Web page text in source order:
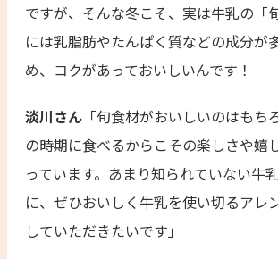
ですが、そんな冬こそ、実は牛乳の「
には乳脂肪やたんぱく質などの成分が
め、コクがあっておいしいんです！
淡川さん 「旬食材がおいしいのはもち
の時期に食べるからこその楽しさや嬉
っています。あまり知られていない牛
に、ぜひおいしく牛乳を使い切るアレ
していただきたいです」